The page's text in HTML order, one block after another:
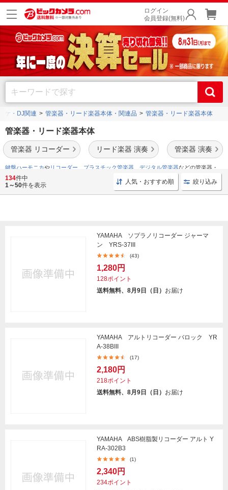
ログイン
会員登録(無料)
ケ・DJ関連 管楽器・リード楽器本体・関連品 管楽器・リード楽器本体
管楽器・リード楽器本体
管楽器 リコーダー リード楽器 演奏 管楽器 演奏
鍵盤ハーモニカやリコーダー プラスチック管楽器 デジタル管楽器などの管楽器・
リード楽器本体を豊富に取り揃えております。
134件中
1～50件を表示 人気・おすすめ順 絞り込み
YAMAHA ソプラノリコーダー ジャーマ
ン YRS-37III
(43)
1,280円
128ポイント
送料無料、8月9日（日） お届け
YAMAHA アルトリコーダー バロック YR
A-38BIII
(17)
2,180円
218ポイント
送料無料、8月9日（日） お届け
YAMAHA ABS樹脂製リコーダー アルト Y
RA-302B3
(1)
2,340円
234ポイント